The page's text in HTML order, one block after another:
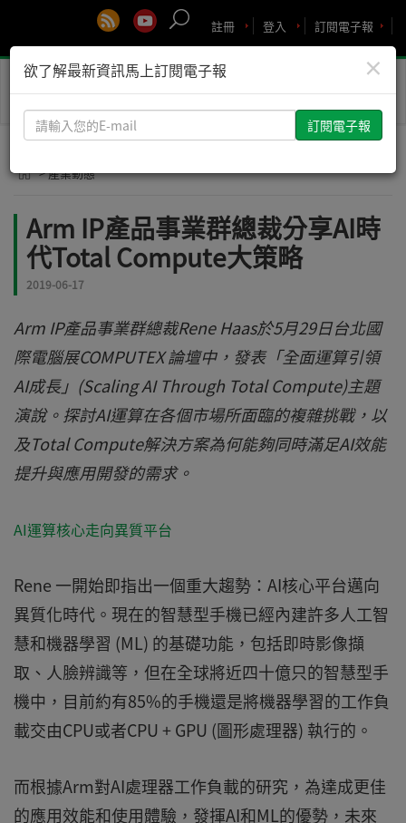
訂閱電子報
登入
註冊
Toggle
> 產業動態
Arm IP產品事業群總裁分享AI時
代Total Compute大策略
2019-06-17
Arm IP產品事業群總裁Rene Haas於5月29日台北國
際電腦展COMPUTEX 論壇中，發表「全面運算引領
AI成長」(Scaling AI Through Total Compute)主題
演說。探討AI運算在各個市場所面臨的複雜挑戰，以
及Total Compute解決方案為何能夠同時滿足AI效能
提升與應用開發的需求。
AI運算核心走向異質平台
Rene 一開始即指出一個重大趨勢：AI核心平台邁向
異質化時代。現在的智慧型手機已經內建許多人工智
慧和機器學習 (ML) 的基礎功能，包括即時影像擷
取、人臉辨識等，但在全球將近四十億只的智慧型手
機中，目前約有85%的手機還是將機器學習的工作負
載交由CPU或者CPU + GPU (圖形處理器) 執行的。
而根據Arm對AI處理器工作負載的研究，為達成更佳
的應用效能和使用體驗，發揮AI和ML的優勢，未來
×
欲了解最新資訊馬上訂閱電子報
請
輸
您
E-
mail